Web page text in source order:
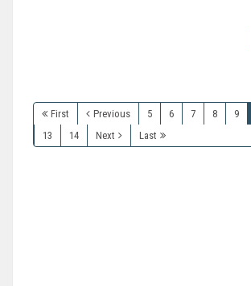
First Previous 5 6 7 8 9
13
14 Next Last